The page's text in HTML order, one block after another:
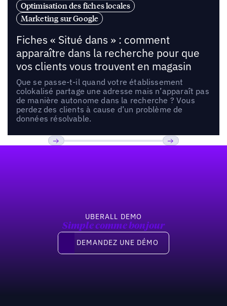
Optimisation des fiches locales
Marketing sur Google
Fiches « Situé dans » : comment
apparaître dans la recherche pour que
vos clients vous trouvent en magasin
Que se passe-t-il quand votre établissement
colokalisé partage une adresse mais n’apparaît pas
de manière autonome dans la recherche ? Vous
perdez des clients à cause d’un problème de
données résolvable.
UBERALL DEMO
Simple comme bonjour
Demandez une démo
DEMANDEZ UNE DÉMO